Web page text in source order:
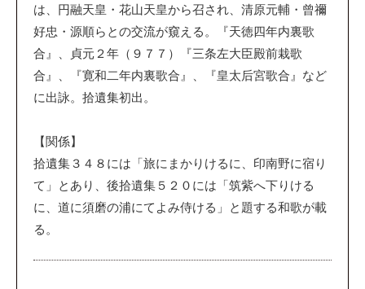
は、円融天皇・花山天皇から召され、清原元輔・曾禰
好忠・源順らとの交流が窺える。『天徳四年内裏歌
合』、貞元２年（９７７）『三条左大臣殿前栽歌
合』、『寛和二年内裏歌合』、『皇太后宮歌合』など
に出詠。拾遺集初出。
【関係】
拾遺集３４８には「旅にまかりけるに、印南野に宿り
て」とあり、後拾遺集５２０には「筑紫へ下りける
に、道に須磨の浦にてよみ侍ける」と題する和歌が載
る。